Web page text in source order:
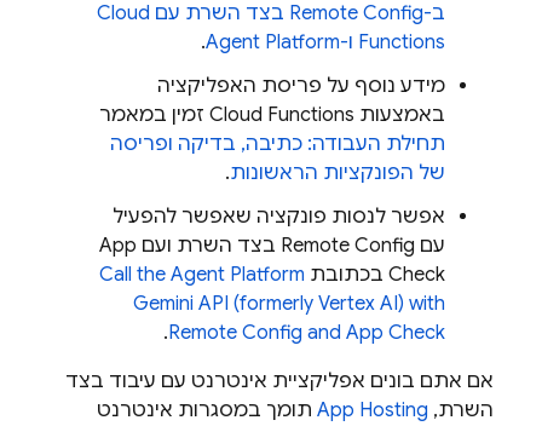
ב-Remote Config בצד השרת עם Cloud
Functions ו-Agent Platform
.
מידע נוסף על פריסת האפליקציה
באמצעות Cloud Functions זמין במאמר
תחילת העבודה: כתיבה, בדיקה ופריסה
של הפונקציות הראשונות.
אפשר לנסות פונקציה שאפשר להפעיל
עם Remote Config בצד השרת ועם App
Check בכתובת Call the Agent Platform
Gemini API (formerly Vertex AI) with
Remote Config and App Check
.
אם אתם בונים אפליקציית אינטרנט עם עיבוד בצד
השרת, App Hosting תומך במסגרות אינטרנט